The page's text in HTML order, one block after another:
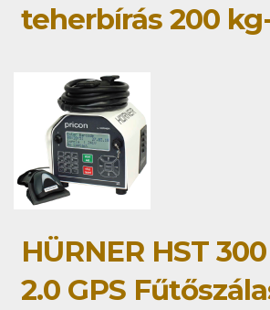
teherbírás 200
HÜRNER HST
2.0 GPS